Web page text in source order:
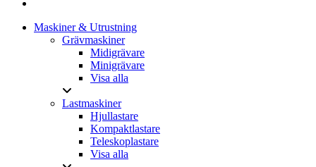
Menu
Close
Maskiner & Utrustning
Grävmaskiner
Midigrävare
Minigrävare
Visa alla
Lastmaskiner
Hjullastare
Kompaktlastare
Teleskoplastare
Visa alla